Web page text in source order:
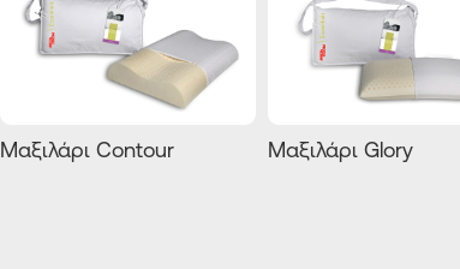
Μαξιλάρι Contour Μαξιλάρι Glory